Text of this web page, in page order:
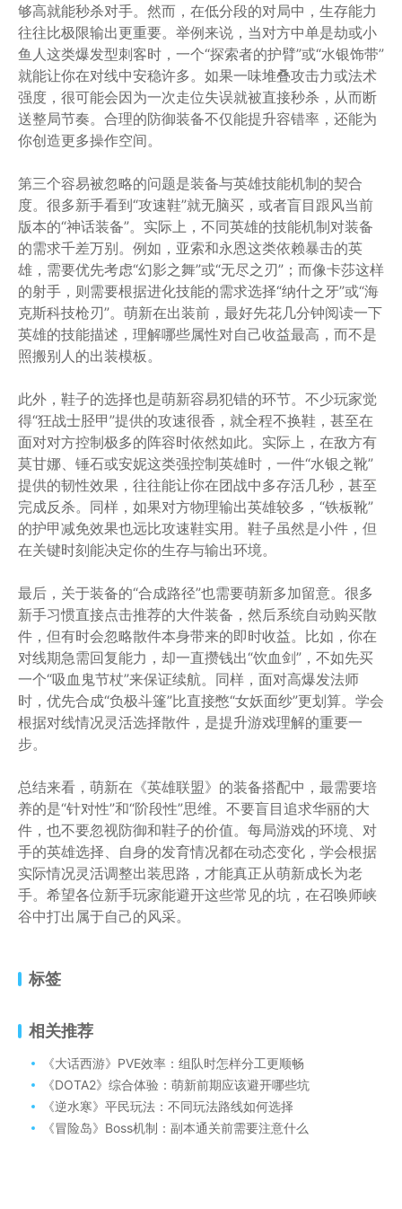
够高就能秒杀对手。然而，在低分段的对局中，生存能力
往往比极限输出更重要。举例来说，当对方中单是劫或小
鱼人这类爆发型刺客时，一个“探索者的护臂”或“水银饰带”
就能让你在对线中安稳许多。如果一味堆叠攻击力或法术
强度，很可能会因为一次走位失误就被直接秒杀，从而断
送整局节奏。合理的防御装备不仅能提升容错率，还能为
你创造更多操作空间。
第三个容易被忽略的问题是装备与英雄技能机制的契合
度。很多新手看到“攻速鞋”就无脑买，或者盲目跟风当前
版本的“神话装备”。实际上，不同英雄的技能机制对装备
的需求千差万别。例如，亚索和永恩这类依赖暴击的英
雄，需要优先考虑“幻影之舞”或“无尽之刃”；而像卡莎这样
的射手，则需要根据进化技能的需求选择“纳什之牙”或“海
克斯科技枪刃”。萌新在出装前，最好先花几分钟阅读一下
英雄的技能描述，理解哪些属性对自己收益最高，而不是
照搬别人的出装模板。
此外，鞋子的选择也是萌新容易犯错的环节。不少玩家觉
得“狂战士胫甲”提供的攻速很香，就全程不换鞋，甚至在
面对对方控制极多的阵容时依然如此。实际上，在敌方有
莫甘娜、锤石或安妮这类强控制英雄时，一件“水银之靴”
提供的韧性效果，往往能让你在团战中多存活几秒，甚至
完成反杀。同样，如果对方物理输出英雄较多，“铁板靴”
的护甲减免效果也远比攻速鞋实用。鞋子虽然是小件，但
在关键时刻能决定你的生存与输出环境。
最后，关于装备的“合成路径”也需要萌新多加留意。很多
新手习惯直接点击推荐的大件装备，然后系统自动购买散
件，但有时会忽略散件本身带来的即时收益。比如，你在
对线期急需回复能力，却一直攒钱出“饮血剑”，不如先买
一个“吸血鬼节杖”来保证续航。同样，面对高爆发法师
时，优先合成“负极斗篷”比直接憋“女妖面纱”更划算。学会
根据对线情况灵活选择散件，是提升游戏理解的重要一
步。
总结来看，萌新在《英雄联盟》的装备搭配中，最需要培
养的是“针对性”和“阶段性”思维。不要盲目追求华丽的大
件，也不要忽视防御和鞋子的价值。每局游戏的环境、对
手的英雄选择、自身的发育情况都在动态变化，学会根据
实际情况灵活调整出装思路，才能真正从萌新成长为老
手。希望各位新手玩家能避开这些常见的坑，在召唤师峡
谷中打出属于自己的风采。
标签
相关推荐
《大话西游》PVE效率：组队时怎样分工更顺畅
《DOTA2》综合体验：萌新前期应该避开哪些坑
《逆水寒》平民玩法：不同玩法路线如何选择
《冒险岛》Boss机制：副本通关前需要注意什么